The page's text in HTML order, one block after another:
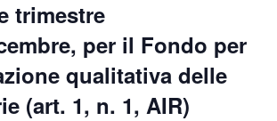
trimestre
per il Fondo per
qualitativa delle
(art. 1, n. 1, AIR)